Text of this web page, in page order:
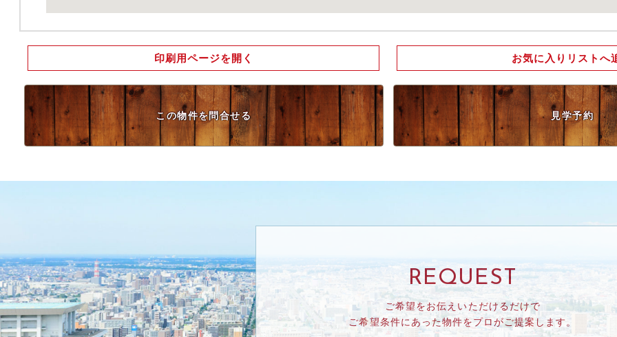
印刷用ページを開く お気に入りリストへ
この物件を問合せる 見学予約
REQUEST
ご希望をお伝えいただけるだけで
ご希望条件にあった物件をプロがご提案します。